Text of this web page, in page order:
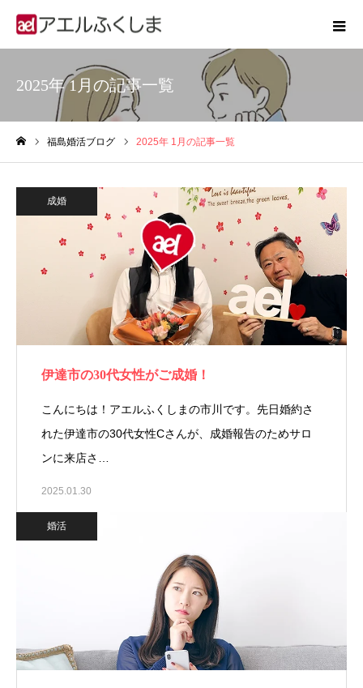
2025年 1月の記事一覧
福島婚活ブログ 2025年 1月の記事一覧
成婚
伊達市の30代女性がご成婚！
こんにちは！アエルふくしまの市川です。先日婚約さ
れた伊達市の30代女性Cさんが、成婚報告のためサロ
ンに来店さ…
2025.01.30
婚活